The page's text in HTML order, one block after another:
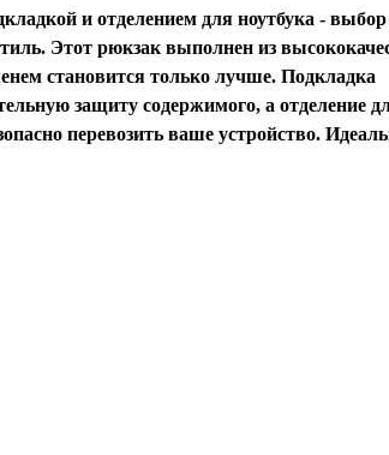
и отделением для ноутбука - выбор
Этот рюкзак выполнен из
становится только лучше. Подкладка
защиту содержимого, а отделение
перевозить ваше устройство.